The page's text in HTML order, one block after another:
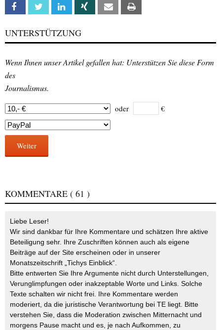
Facebook Twitter Linkedin Xing Email
UNTERSTÜTZUNG
Wenn Ihnen unser Artikel gefallen hat: Unterstützen Sie diese Form
des
Journalismus.
oder €
Weiter
KOMMENTARE ( 61 )
Liebe Leser!
Wir sind dankbar für Ihre Kommentare und schätzen Ihre aktive
Beteiligung sehr. Ihre Zuschriften können auch als eigene
Beiträge auf der Site erscheinen oder in unserer
Monatszeitschrift „Tichys Einblick“.
Bitte entwerten Sie Ihre Argumente nicht durch Unterstellungen,
Verunglimpfungen oder inakzeptable Worte und Links. Solche
Texte schalten wir nicht frei. Ihre Kommentare werden
moderiert, da die juristische Verantwortung bei TE liegt. Bitte
verstehen Sie, dass die Moderation zwischen Mitternacht und
morgens Pause macht und es, je nach Aufkommen, zu